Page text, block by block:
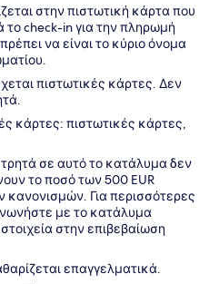
στην πιστωτική κάρτα που
το check-in για την πληρωμή
να είναι το κύριο όνομα
πιστωτικές κάρτες. Δεν
κάρτες: πιστωτικές κάρτες,
σε αυτό το κατάλυμα δεν
το ποσό των 500 EUR
κανονισμών. Για περισσότερες
με το κατάλυμα
στην επιβεβαίωση
επαγγελματικά.